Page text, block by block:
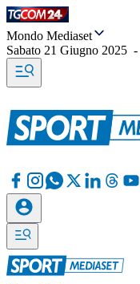
Mondo Mediaset
Sabato 21 Giugno 2025 -